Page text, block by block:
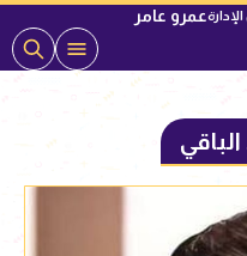
عمرو عامر